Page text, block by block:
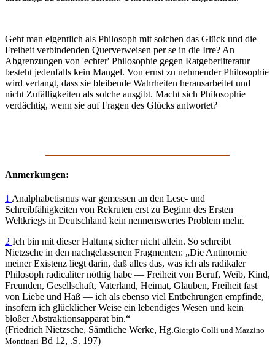
Geht man eigentlich als Philosoph mit solchen das Glück und die
Freiheit verbindenden Querverweisen per se in die Irre? An
Abgrenzungen von 'echter' Philosophie gegen Ratgeberliteratur
besteht jedenfalls kein Mangel. Von ernst zu nehmender Philosophie
wird verlangt, dass sie bleibende Wahrheiten herausarbeitet und
nicht Zufälligkeiten als solche ausgibt. Macht sich Philosophie
verdächtig, wenn sie auf Fragen des Glücks antwortet?
Anmerkungen:
1 Analphabetismus war gemessen an den Lese- und
Schreibfähigkeiten von Rekruten erst zu Beginn des Ersten
Weltkriegs in Deutschland kein nennenswertes Problem mehr.
2 Ich bin mit dieser Haltung sicher nicht allein. So schreibt
Nietzsche in den nachgelassenen Fragmenten: „Die Antinomie
meiner Existenz liegt darin, daß alles das, was ich als radikaler
Philosoph radicaliter nöthig habe — Freiheit von Beruf, Weib, Kind,
Freunden, Gesellschaft, Vaterland, Heimat, Glauben, Freiheit fast
von Liebe und Haß — ich als ebenso viel Entbehrungen empfinde,
insofern ich glücklicher Weise ein lebendiges Wesen und kein
bloßer Abstraktionsapparat bin.“
(Friedrich Nietzsche, Sämtliche Werke, Hg.Giorgio Colli und Mazzino
Montinari Bd 12, .S. 197)